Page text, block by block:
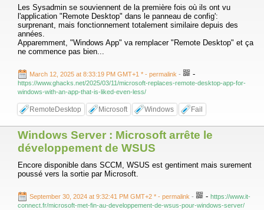
Les Sysadmin se souviennent de la première fois où ils ont vu
l'application "Remote Desktop" dans le panneau de config':
surprenant, mais fonctionnement totalement similaire depuis des
années.
Apparemment, "Windows App" va remplacer "Remote Desktop" et ça
ne commence pas bien...
March 12, 2025 at 8:33:19 PM GMT+1 * - permalink - -
https://www.ghacks.net/2025/03/11/microsoft-replaces-remote-desktop-app-for-
windows-with-an-app-that-is-liked-even-less/
RemoteDesktop Microsoft Windows Fail
Windows Server : Microsoft arrête le
développement de WSUS
Encore disponible dans SCCM, WSUS est gentiment mais surement
poussé vers la sortie par Microsoft.
September 30, 2024 at 9:32:41 PM GMT+2 * - permalink - - https://www.it-
connect.fr/microsoft-met-fin-au-developpement-de-wsus-pour-windows-server/